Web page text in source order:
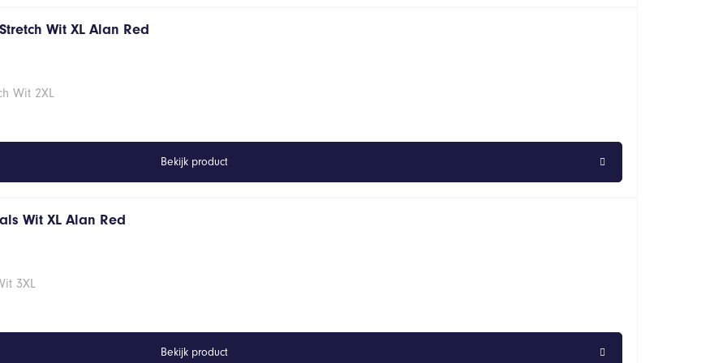
Wit XL Alan Red
Wit 2XL
Bekijk product
Wit XL Alan Red
3XL
Bekijk product